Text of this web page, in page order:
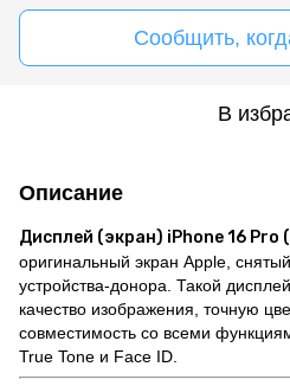
Сообщить,
В
Описание
Дисплей (экран) iPhone 16 Pro
оригинальный экран Apple,
устройства-донора. Такой
качество изображения, точную
совместимость со всеми
True Tone и Face ID.